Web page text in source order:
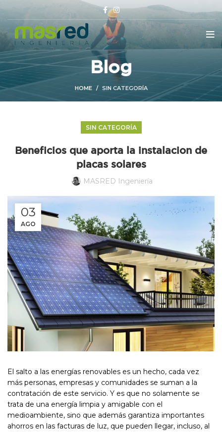
Blog
HOME SIN CATEGORÍA
SIN CATEGORÍA
Beneficios que aporta la instalacion de
placas solares
MASRED Ingeniería
03
AGO
El salto a las energías renovables es un hecho, cada vez
más personas, empresas y comunidades se suman a la
contratación de este servicio. Y es que no solamente se
trata de una energía limpia y amigable con el
medioambiente, sino que además garantiza importantes
ahorros en las facturas de luz, que pueden llegar, incluso, al